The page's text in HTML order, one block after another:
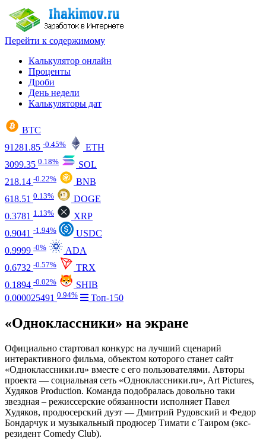
Перейти к содержимому
Калькулятор онлайн
Проценты
Дроби
День недели
Калькуляторы дат
BTC
91281.85 -0.45%
ETH
3099.35 0.18%
SOL
218.14 -0.22%
BNB
618.51 0.13%
DOGE
0.3781 1.13%
XRP
0.9041 -1.94%
USDC
0.9999 -0%
ADA
0.6732 -0.57%
TRX
0.1894 -0.02%
SHIB
0.000025491 0.94% Топ-150
«Одноклассники» на экране
Официально стартовал конкурс на лучший сценарий
интерактивного фильма, объектом которого станет сайт
«Одноклассники.ru» вместе с его пользователями. Авторы
проекта — социальная сеть «Одноклассники.ru», Art Pictures,
Худяков Production. Команда подобралась довольно таки
звездная – режиссерские обязанности исполняет Павел
Худяков, продюсерский дуэт — Дмитрий Рудовский и Федор
Бондарчук и музыкальный продюсер Тимати с Таиром (экс-
резидент Comedy Club).